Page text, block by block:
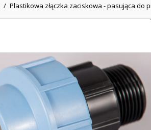
Plastikowa złączka zaciskowa - pasująca do